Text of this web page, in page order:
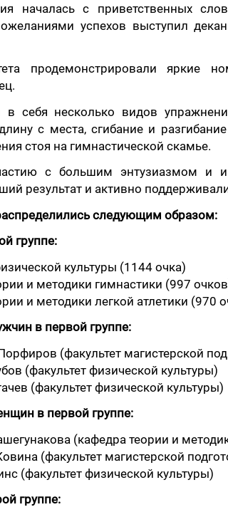
началась с приветственных
успехов выступил
продемонстрировали яркие
в себя несколько видов
с места, сгибание и
стоя на гимнастической скамье.
с большим энтузиазмом и
результат и активно
следующим образом:
группе:
культуры (1144 очка)
и методики гимнастики (997
и методики легкой атлетики (970
в первой группе:
(факультет магистерской
(факультет физической культуры)
(факультет физической культуры)
в первой группе:
(кафедра теории и
(факультет магистерской
(факультет физической культуры)
группе: